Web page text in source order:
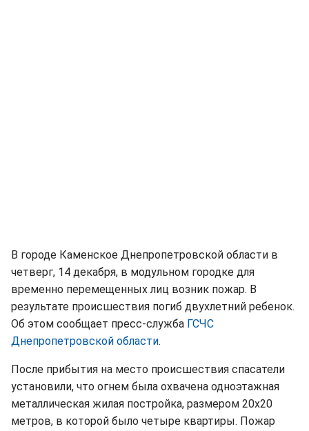
В городе Каменское Днепропетровской области в
четверг, 14 декабря, в модульном городке для
временно перемещенных лиц возник пожар. В
результате происшествия погиб двухлетний ребенок.
Об этом сообщает пресс-служба ГСЧС
Днепропетровской области.
После прибытия на место происшествия спасатели
установили, что огнем была охвачена одноэтажная
металлическая жилая постройка, размером 20х20
метров, в которой было четыре квартиры. Пожар